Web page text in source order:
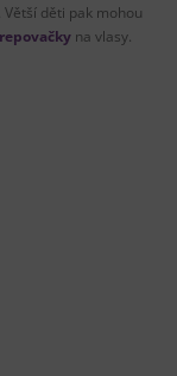
. Větší děti pak mohou
na vlasy.